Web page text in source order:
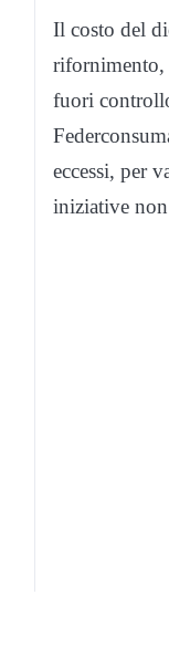
Il costo del
rifornimento,
fuori
eccessi, per
iniziative non